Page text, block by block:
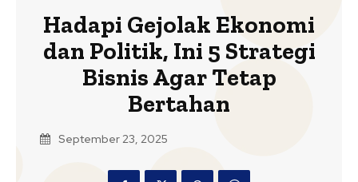
Hadapi Gejolak Ekonomi
dan Politik, Ini 5 Strategi
Bisnis Agar Tetap
Bertahan
September 23, 2025